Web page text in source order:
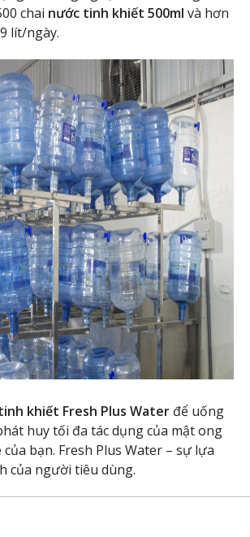
chai nước tinh khiết 500ml và hơn
lít/ngày.
khiết Fresh Plus Water để uống
huy tối đa tác dụng của mật ong
bạn. Fresh Plus Water – sự lựa
của người tiêu dùng.